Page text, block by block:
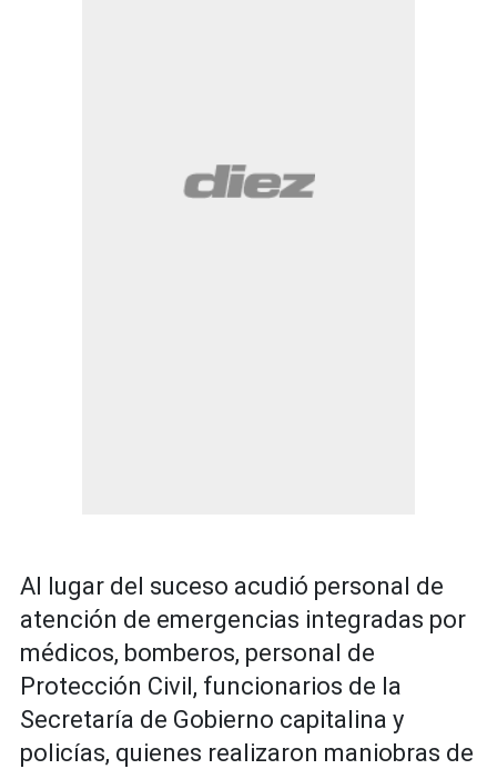
Al lugar del suceso acudió personal de
atención de emergencias integradas por
médicos, bomberos, personal de
Protección Civil, funcionarios de la
Secretaría de Gobierno capitalina y
policías, quienes realizaron maniobras de